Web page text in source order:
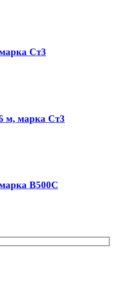
Ст3
м, марка Ст3
В500С